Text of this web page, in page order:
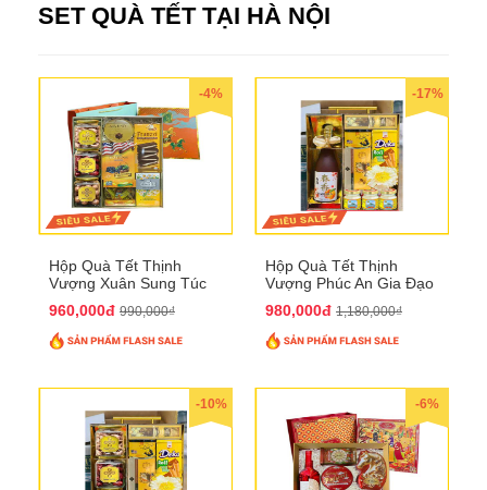
SET QUÀ TẾT TẠI HÀ NỘI
-4%
Hộp Quà Tết Thịnh
Vượng Xuân Sung Túc
960,000đ 990,000₫
-17%
Hộp Quà Tết Thịnh
Vượng Phúc An Gia Đạo
980,000đ 1,180,000₫
-10% -6%